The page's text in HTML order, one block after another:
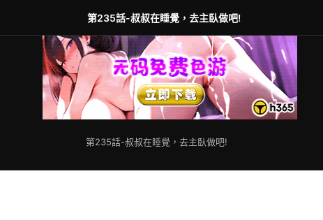
第235話-叔叔在睡覺，去主臥做吧!
第235話-叔叔在睡覺，去主臥做吧!